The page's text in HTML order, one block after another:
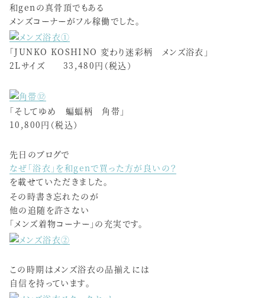
和genの真骨頂でもある
メンズコーナーがフル稼働でした。
「JUNKO KOSHINO 変わり迷彩柄 メンズ浴衣」
2Lサイズ 33,480円（税込）
「そしてゆめ 蝙蝠柄 角帯」
10,800円（税込）
先日のブログで
なぜ「浴衣」を和genで買った方が良いの？
を載せていただきました。
その時書き忘れたのが
他の追随を許さない
「メンズ着物コーナー」の充実です。
この時期はメンズ浴衣の品揃えには
自信を持っています。